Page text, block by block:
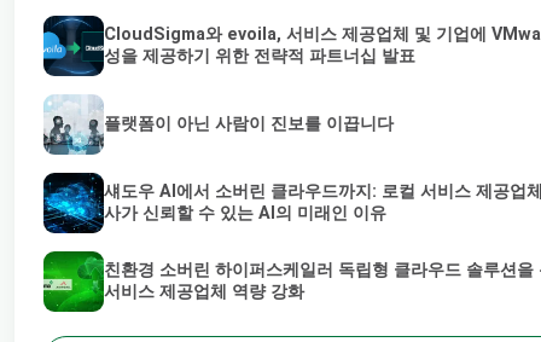
CloudSigma와 evoila, 서비스 제공업체 및 기업에
성을 제공하기 위한 전략적 파트너십 발표
플랫폼이 아닌 사람이 진보를 이끕니다
섀도우 AI에서 소버린 클라우드까지: 로컬 서비스 제공업
사가 신뢰할 수 있는 AI의 미래인 이유
친환경 소버린 하이퍼스케일러 독립형 클라우드 솔루션을
서비스 제공업체 역량 강화